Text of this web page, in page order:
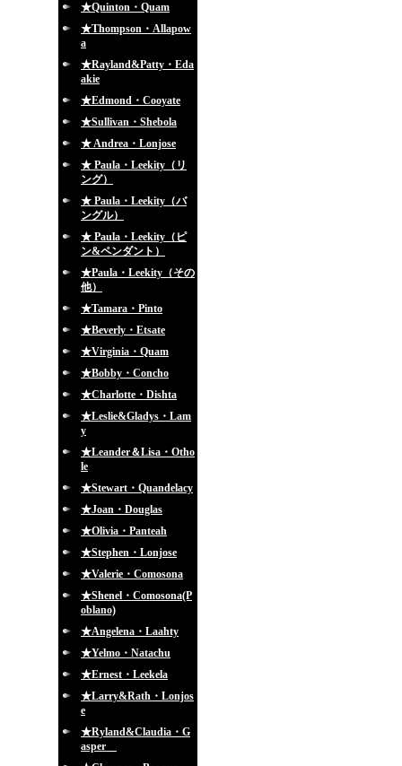
★Quinton・Quam
★Thompson・Allapow
a
★Rayland&Patty・Eda
akie
★Edmond・Cooyate
★Sullivan・Shebola
★ Andrea・Lonjose
★ Paula・Leekity（リ
ング）
★ Paula・Leekity（バ
ングル）
★ Paula・Leekity（ピ
ン&ペンダント）
★Paula・Leekity（その
他）
★Tamara・Pinto
★Beverly・Etsate
★Virginia・Quam
★Bobby・Concho
★Charlotte・Dishta
★Leslie&Gladys・Lam
y
★Leander＆Lisa・Otho
le
★Stewart・Quandelacy
★Joan・Douglas
★Olivia・Panteah
★Stephen・Lonjose
★Valerie・Comosona
★Shenel・Comosona(P
oblano)
★Angelena・Laahty
★Yelmo・Natachu
★Ernest・Leekela
★Larry&Rath・Lonjos
e
★Ryland&Claudia・G
asper